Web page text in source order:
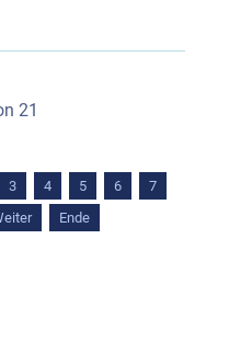
21
3 4 5 6
7
Ende